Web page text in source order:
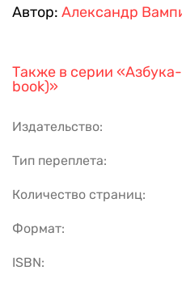
Автор: Александр
Также в серии
book)»
Издательство:
Тип переплета:
Количество страниц:
Формат:
ISBN: